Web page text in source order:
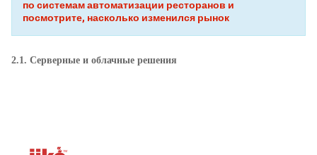
по системам автоматизации ресторанов и
посмотрите, насколько изменился рынок
2.1. Серверные и облачные решения